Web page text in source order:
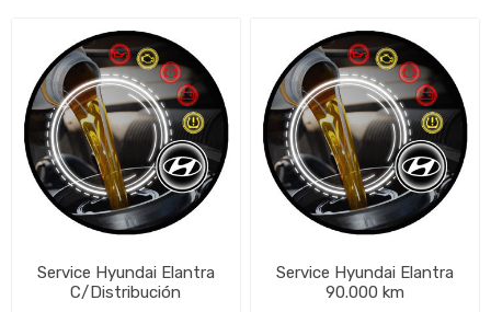
Service Hyundai Elantra
C/Distribución
Service Hyundai Elantra
90.000 km